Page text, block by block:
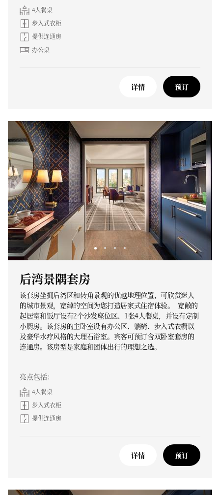
4人餐桌
步入式衣柜
提供连通房
办公桌
详情 预订
后湾景隅套房
该套房坐拥后湾区和转角景观的优越地理位置，可欣赏迷人
的城市景观，宽绰的空间为您打造居家式住宿体验。 宽敞的
起居室和饭厅设有2个沙发座位区、1张4人餐桌，并设有定制
小厨房。该套房的主卧室设有办公区、躺椅、步入式衣橱以
及豪华水疗风格的大理石浴室。宾客可预订含双卧室套房的
连通房。该房型是家庭和团体出行的理想之选。
亮点包括：
4人餐桌
步入式衣柜
提供连通房
详情 预订